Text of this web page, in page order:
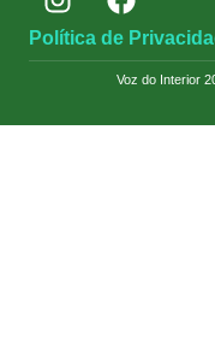
Política de
Voz do Interior